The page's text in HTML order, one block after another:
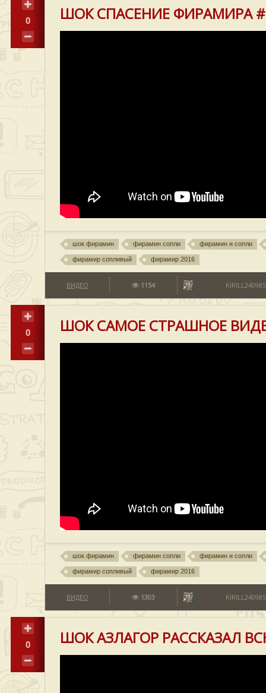
0 ШОК СПАСЕНИЕ ФИРАМИРА
шок фирамин фирамин сопли фирамин и сопли
фирамир сопливый фирамир 2016
ВИДЕО 1154 KIRILL240985
0 ШОК САМОЕ СТРАШНОЕ
шок фирамин фирамин сопли фирамин и сопли
фирамир сопливый фирамир 2016
ВИДЕО 1303 KIRILL240985
0 ШОК АЗЛАГОР РАССКАЗАЛ